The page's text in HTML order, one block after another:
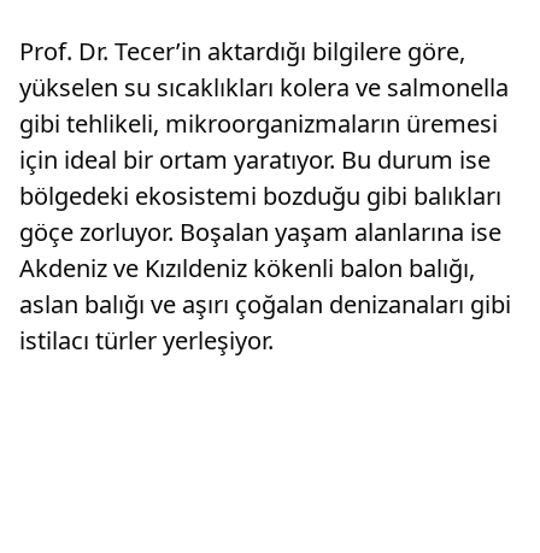
Prof. Dr. Tecer’in aktardığı bilgilere göre,
yükselen su sıcaklıkları kolera ve salmonella
gibi tehlikeli, mikroorganizmaların üremesi
için ideal bir ortam yaratıyor. Bu durum ise
bölgedeki ekosistemi bozduğu gibi balıkları
göçe zorluyor. Boşalan yaşam alanlarına ise
Akdeniz ve Kızıldeniz kökenli balon balığı,
aslan balığı ve aşırı çoğalan denizanaları gibi
istilacı türler yerleşiyor.